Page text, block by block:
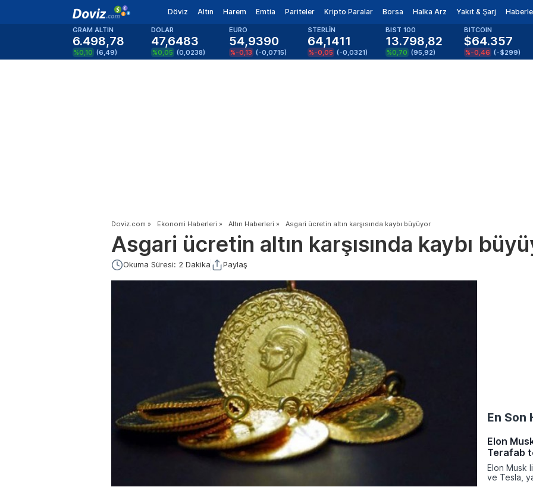
Döviz Altın Harem Emtia Pariteler Kripto Paralar Borsa Halka Arz Yakıt & Şarj
GRAM ALTIN
6.498,78
%0,10 (6,49)
DOLAR
47,6483
%0,05 (0,0238)
EURO
54,9390
%-0,13 (-0,0715)
STERLİN
64,1411
%-0,05 (-0,0321)
BIST 100
13.798,82
%0,70 (95,92)
BITCOIN
$64.357
%-0,46 (-$299)
Doviz.com » Ekonomi Haberleri » Altın Haberleri » Asgari ücretin altın karşısında kaybı büyüyor
Asgari ücretin altın karşısında kaybı
Okuma Süresi: 2 Dakika Paylaş
En Son
Elon
Terafab
Elon Musk
ve Tesla,